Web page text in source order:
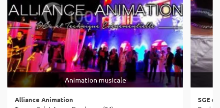
Animation musicale
Alliance Animation
SGE